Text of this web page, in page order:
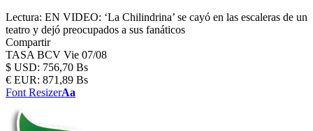
Lectura: EN VIDEO: ‘La Chilindrina’ se cayó en las escaleras de un
teatro y dejó preocupados a sus fanáticos
Compartir
TASA BCV Vie 07/08
$ USD: 756,70 Bs
€ EUR: 871,89 Bs
Font ResizerAa